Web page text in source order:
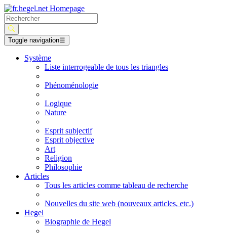
Toggle navigation☰
Système
Liste interrogeable de tous les triangles
Phénoménologie
Logique
Nature
Esprit subjectif
Esprit objective
Art
Religion
Philosophie
Articles
Tous les articles comme tableau de recherche
Nouvelles du site web (nouveaux articles, etc.)
Hegel
Biographie de Hegel